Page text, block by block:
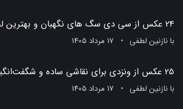
24 عکس از سی دی سگ های نگهبان و بهترین لحظات شیرین آن‌ها
بانازنین لطفی 17 مرداد 1405
25 عکس از ونزدی برای نقاشی ساده و شگفت‌انگیز
بانازنین لطفی 17 مرداد 1405